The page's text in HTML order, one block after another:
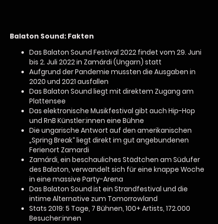
Balaton Sound: Fakten
Das Balaton Sound Festival 2022 findet vom 29. Juni
bis 2. Juli 2022 in Zamárdi (Ungarn) statt
Aufgrund der Pandemie mussten die Ausgaben in
2020 und 2021 ausfallen
Das Balaton Sound liegt mit direktem Zugang am
Plattensee
Das elektronische Musikfestival gibt auch Hip-Hop
und RnB Künstler:innen eine Bühne
Die ungarische Antwort auf den amerikanischen
„Spring Break“ liegt direkt im gut angebundenen
Ferienort Zamardi
Zamárdi, ein beschauliches Städtchen am Südufer
des Balaton, verwandelt sich für eine knappe Woche
in eine massive Party-Arena
Das Balaton Sound ist ein Strandfestival und die
intime Alternative zum Tomorrowland
Stats 2019: 5 Tage, 7 Bühnen, 100+ Artists, 172.000
Besucher:innen